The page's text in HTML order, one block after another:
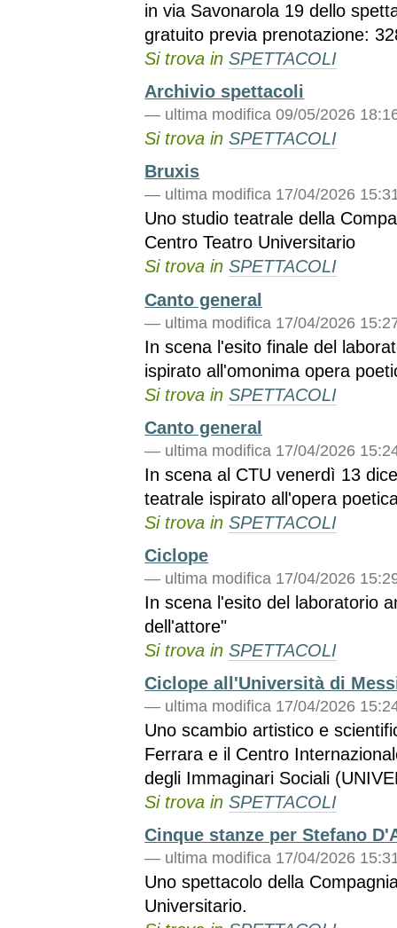
in via Savonarola 19 dello
gratuito previa prenotazione:
Si trova in SPETTACOLI
Archivio spettacoli
— ultima modifica 09/05/2026
Si trova in SPETTACOLI
Bruxis
— ultima modifica 17/04/2026
Uno studio teatrale della
Centro Teatro Universitario
Si trova in SPETTACOLI
Canto general
— ultima modifica 17/04/2026
In scena l'esito finale del
ispirato all'omonima opera
Si trova in SPETTACOLI
Canto general
— ultima modifica 17/04/2026
In scena al CTU venerdì 13
teatrale ispirato all'opera
Si trova in SPETTACOLI
Ciclope
— ultima modifica 17/04/2026
In scena l'esito del laboratorio
dell'attore"
Si trova in SPETTACOLI
Ciclope all'Università di
— ultima modifica 17/04/2026
Uno scambio artistico e
Ferrara e il Centro
degli Immaginari Sociali
Si trova in SPETTACOLI
Cinque stanze per Stefano
— ultima modifica 17/04/2026
Uno spettacolo della
Universitario.